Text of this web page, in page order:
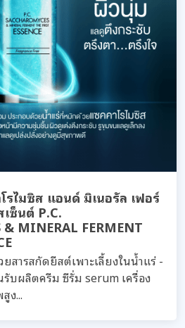
รไมซิส แอนด์ มิเนอรัล เฟอร์
เซ็นต์ P.C.
& MINERAL FERMENT
สารสกัดยีสต์เพาะเลี้ยงในน้ำแร่ -
บผลิตครีม ซีรั่ม serum เครื่อง
ง...